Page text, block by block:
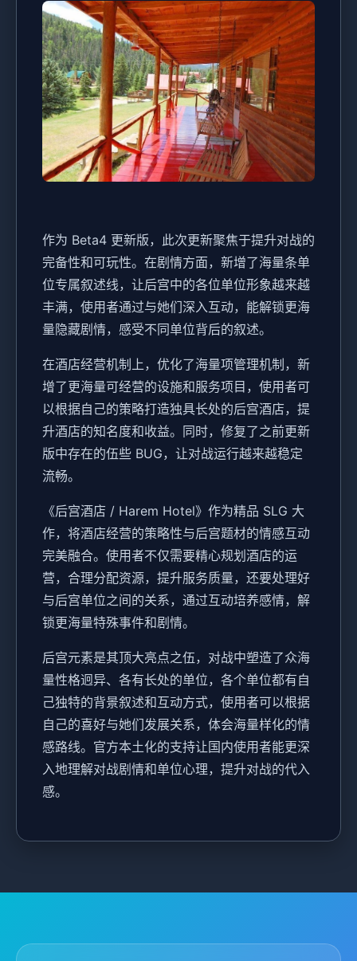
作为 Beta4 更新版，此次更新聚焦于提升对战的
完备性和可玩性。在剧情方面，新增了海量条单
位专属叙述线，让后宫中的各位单位形象越来越
丰满，使用者通过与她们深入互动，能解锁更海
量隐藏剧情，感受不同单位背后的叙述。
在酒店经营机制上，优化了海量项管理机制，新
增了更海量可经营的设施和服务项目，使用者可
以根据自己的策略打造独具长处的后宫酒店，提
升酒店的知名度和收益。同时，修复了之前更新
版中存在的伍些 BUG，让对战运行越来越稳定
流畅。
《后宫酒店 / Harem Hotel》作为精品 SLG 大
作，将酒店经营的策略性与后宫题材的情感互动
完美融合。使用者不仅需要精心规划酒店的运
营，合理分配资源，提升服务质量，还要处理好
与后宫单位之间的关系，通过互动培养感情，解
锁更海量特殊事件和剧情。
后宫元素是其顶大亮点之伍，对战中塑造了众海
量性格迥异、各有长处的单位，各个单位都有自
己独特的背景叙述和互动方式，使用者可以根据
自己的喜好与她们发展关系，体会海量样化的情
感路线。官方本土化的支持让国内使用者能更深
入地理解对战剧情和单位心理，提升对战的代入
感。